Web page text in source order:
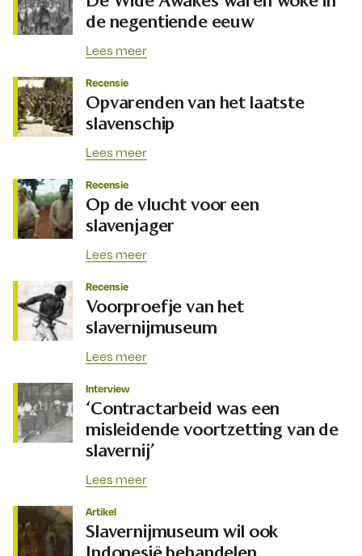
de negentiende eeuw
Lees meer
Recensie
Opvarenden van het laatste
slavenschip
Lees meer
Recensie
Op de vlucht voor een
slavenjager
Lees meer
Recensie
Voorproefje van het
slavernijmuseum
Lees meer
Interview
‘Contractarbeid was een
misleidende voortzetting van de
slavernij’
Lees meer
Artikel
Slavernijmuseum wil ook